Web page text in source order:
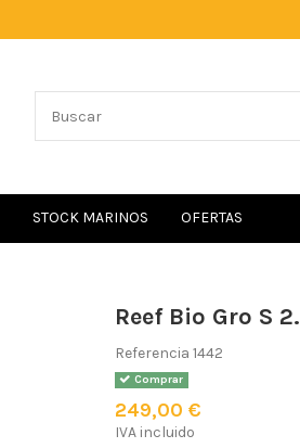
STOCK MARINOS OFERTAS
Reef Bio Gro S
Referencia 1442
Comprar
249,00 €
IVA incluido